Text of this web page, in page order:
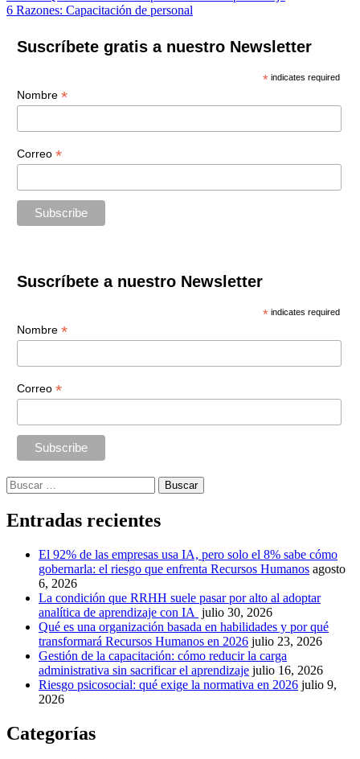
de
entradas
6 Razones: Capacitación de personal
Suscríbete gratis a nuestro Newsletter
* indicates required
Nombre *
Correo *
Suscríbete a nuestro Newsletter
* indicates required
Nombre *
Correo *
Buscar:
Entradas recientes
El 92% de las empresas usa IA, pero solo el 8% sabe cómo
gobernarla: el riesgo que enfrenta Recursos Humanos agosto
6, 2026
La condición que RRHH suele pasar por alto al adoptar
analítica de aprendizaje con IA julio 30, 2026
Qué es una organización basada en habilidades y por qué
transformará Recursos Humanos en 2026 julio 23, 2026
Gestión de la capacitación: cómo reducir la carga
administrativa sin sacrificar el aprendizaje julio 16, 2026
Riesgo psicosocial: qué exige la normativa en 2026 julio 9,
2026
Categorías